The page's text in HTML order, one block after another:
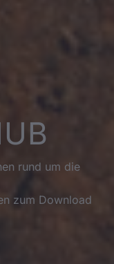
rund um die
zum Download